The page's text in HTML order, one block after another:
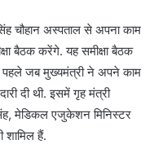
चौहान अस्पताल से अपना काम
बैठक करेंगे. यह समीक्षा बैठक
पहले जब मुख्यमंत्री ने अपने काम
दी थी. इसमें गृह मंत्री
मेडिकल एजुकेशन मिनिस्टर
शामिल हैं.